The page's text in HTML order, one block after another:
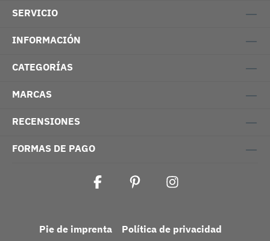
SERVICIO
INFORMACIÓN
CATEGORÍAS
MARCAS
RECENSIONES
FORMAS DE PAGO
Pie de imprenta Política de privacidad